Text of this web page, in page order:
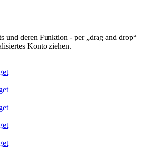
und deren Funktion - per „drag and drop“
Konto ziehen.